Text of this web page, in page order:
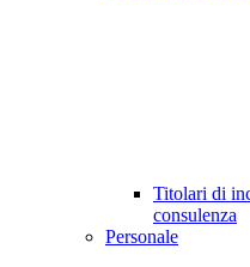
Titolari di
consulenza
Personale